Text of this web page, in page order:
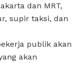
dan MRT,
supir taksi, dan
publik akan
akan